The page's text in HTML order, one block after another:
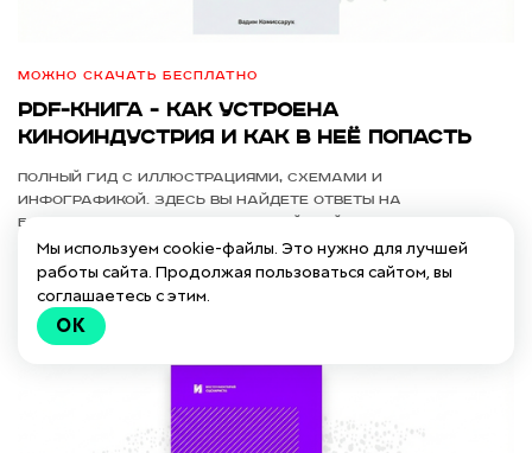
Можно скачать бесплатно
PDF-КНИГА - как устроена
киноиндустрия и как в неё попасть
Полный гид с иллюстрациями, схемами и
инфографикой. Здесь вы найдете ответы на
большинство вопросов о российской индустрии.
Подробнее
Мы используем cookie-файлы. Это нужно для лучшей
работы сайта. Продолжая пользоваться сайтом, вы
соглашаетесь с этим.
OK